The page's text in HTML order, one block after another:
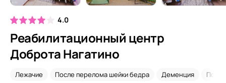
4.0
Реабилитационный центр
Доброта Нагатино
Лежачие После перелома шейки бедра Деменция